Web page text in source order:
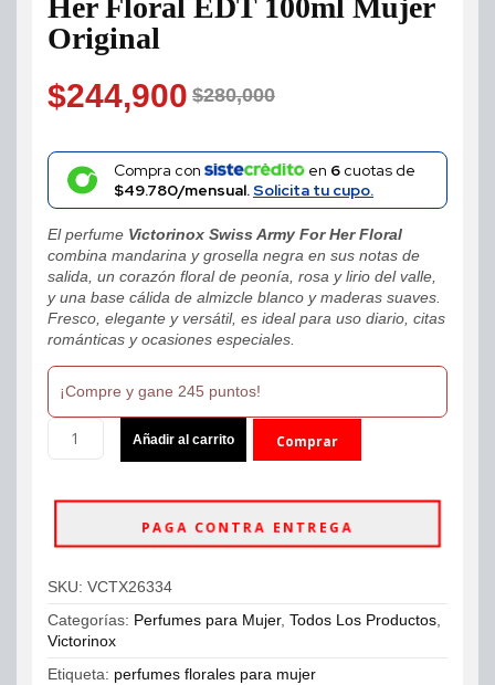
Original
$280,000
Original
price
was:
$280,000.
$244,900
Current
price
is:
$244,900.
Compra con en 6cuotas de
$49.780/mensual.Solicita tu cupo.
El perfume Victorinox Swiss Army For Her Floral
combina mandarina y grosella negra en sus notas de
salida, un corazón floral de peonía, rosa y lirio del valle,
y una base cálida de almizcle blanco y maderas suaves.
Fresco, elegante y versátil, es ideal para uso diario, citas
románticas y ocasiones especiales.
¡Compre y gane 245 puntos!
Swiss
EDT
Mujer
Original
cantidad
Añadir al carrito Comprar
PAGA CONTRA ENTREGA
SKU: VCTX26334
Categorías: Perfumes para Mujer, Todos Los Productos
Victorinox
Etiqueta: perfumes florales para mujer